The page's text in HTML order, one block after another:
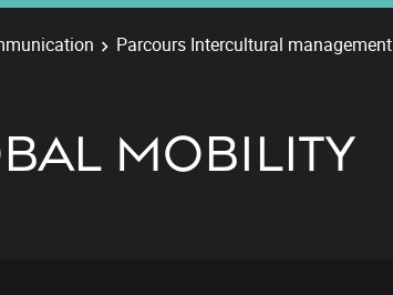
Parcours Intercultural management
MOBILITY